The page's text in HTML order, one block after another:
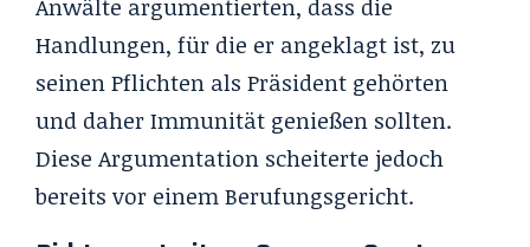
Anwälte argumentierten, dass die
Handlungen, für die er angeklagt ist, zu
seinen Pflichten als Präsident gehörten
und daher Immunität genießen sollten.
Diese Argumentation scheiterte jedoch
bereits vor einem Berufungsgericht.